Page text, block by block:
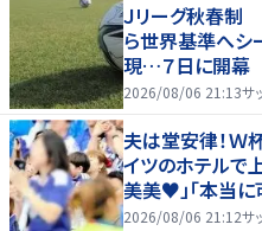
Ｊリーグ秋春制
ら世界基準へ
現…７日に開幕
2026/08/06 21:13サ
夫は堂安律！Ｗ
イツのホテルで
美美♥」「本当
2026/08/06 21:12サ